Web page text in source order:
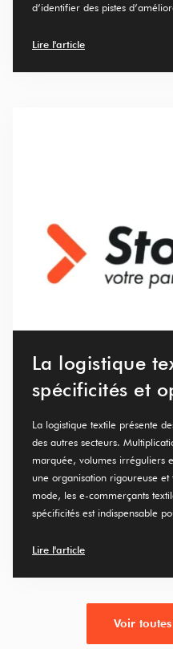
d’identifier des pistes
Lire l'article
La logistique
spécificités et
La logistique textile présente
des autres secteurs.
marquée, volumes irréguliers
une organisation rigoureuse
mode, les e-commerçants
spécificités est indispensable
Lire l'article
Voir